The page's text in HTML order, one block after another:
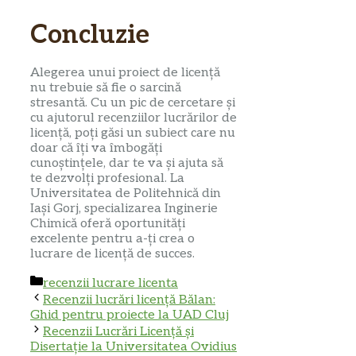
Concluzie
Alegerea unui proiect de licență
nu trebuie să fie o sarcină
stresantă. Cu un pic de cercetare și
cu ajutorul recenziilor lucrărilor de
licență, poți găsi un subiect care nu
doar că îți va îmbogăți
cunoștințele, dar te va și ajuta să
te dezvolți profesional. La
Universitatea de Politehnică din
Iași Gorj, specializarea Inginerie
Chimică oferă oportunități
excelente pentru a-ți crea o
lucrare de licență de succes.
Categorii
recenzii lucrare licenta
Recenzii lucrări licență Bălan:
Ghid pentru proiecte la UAD Cluj
Recenzii Lucrări Licență și
Disertație la Universitatea Ovidius